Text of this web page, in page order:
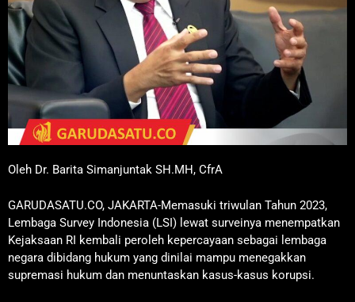
Oleh Dr. Barita Simanjuntak SH.MH, CfrA
GARUDASATU.CO, JAKARTA-Memasuki triwulan Tahun 2023,
Lembaga Survey Indonesia (LSI) lewat surveinya menempatkan
Kejaksaan RI kembali peroleh kepercayaan sebagai lembaga
negara dibidang hukum yang dinilai mampu menegakkan
supremasi hukum dan menuntaskan kasus-kasus korupsi.